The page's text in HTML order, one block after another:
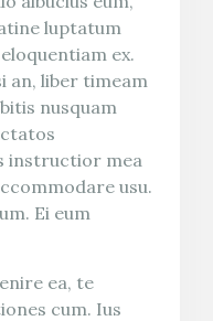
luptatum
ex.
an, liber timeam
nusquam
instructior mea
usu.
Ei eum
ea, te
cum. Ius